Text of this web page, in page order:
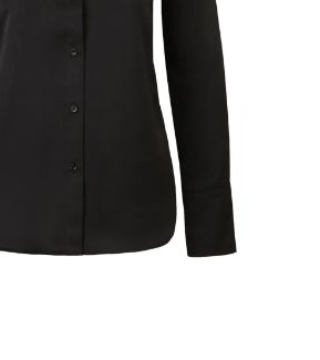
-60%